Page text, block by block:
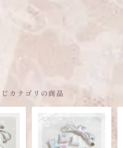
じカテゴリの商品